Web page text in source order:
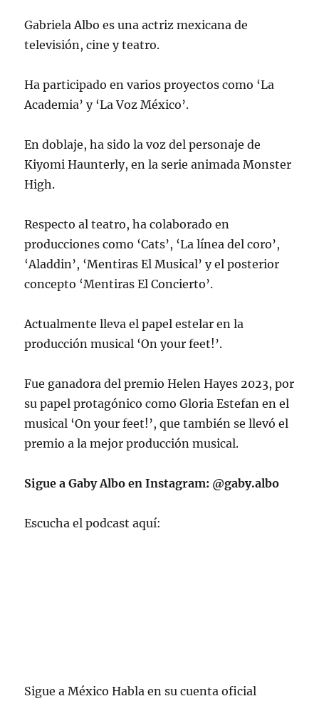
Gabriela Albo es una actriz mexicana de
televisión, cine y teatro.
Ha participado en varios proyectos como ‘La
Academia’ y ‘La Voz México’.
En doblaje, ha sido la voz del personaje de
Kiyomi Haunterly, en la serie animada Monster
High.
Respecto al teatro, ha colaborado en
producciones como ‘Cats’, ‘La línea del coro’,
‘Aladdin’, ‘Mentiras El Musical’ y el posterior
concepto ‘Mentiras El Concierto’.
Actualmente lleva el papel estelar en la
producción musical ‘On your feet!’.
Fue ganadora del premio Helen Hayes 2023, por
su papel protagónico como Gloria Estefan en el
musical ‘On your feet!’, que también se llevó el
premio a la mejor producción musical.
Sigue a Gaby Albo en Instagram: @gaby.albo
Escucha el podcast aquí:
Sigue a México Habla en su cuenta oficial